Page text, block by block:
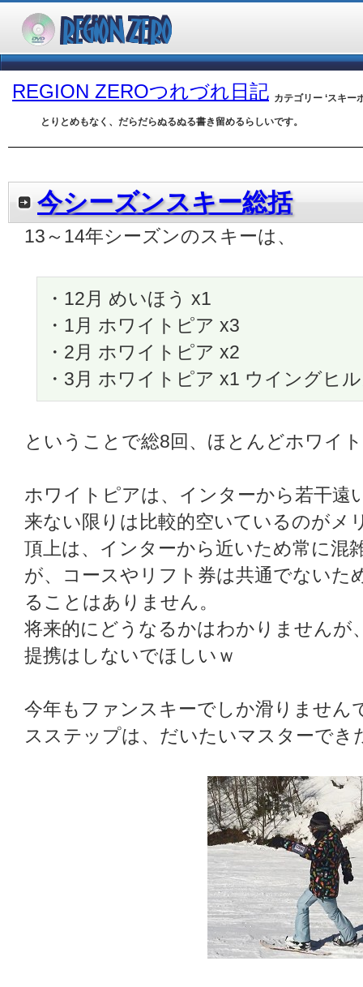
REGION ZEROつれづれ日記 カテゴリー ‘スキー
とりとめもなく、だらだらぬるぬる書き留めるらしいです。
今シーズンスキー総括
13～14年シーズンのスキーは、
・12月 めいほう x1
・1月 ホワイトピア x3
・2月 ホワイトピア x2
・3月 ホワイトピア x1 ウイングヒ
ということで総8回、ほとんどホワイ
ホワイトピアは、インターから若干遠
来ない限りは比較的空いているのがメ
頂上は、インターから近いため常に混
が、コースやリフト券は共通でないた
ることはありません。
将来的にどうなるかはわかりませんが
提携はしないでほしいｗ
今年もファンスキーでしか滑りません
スステップは、だいたいマスターでき